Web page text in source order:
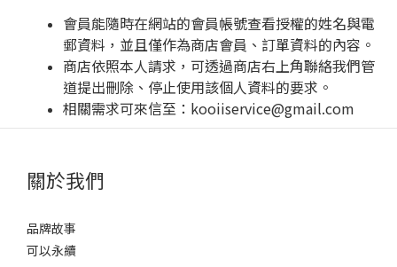
會員能隨時在網站的會員帳號查看授權的姓名與電
郵資料，並且僅作為商店會員、訂單資料的內容。
商店依照本人請求，可透過商店右上角聯絡我們管
道提出刪除、停止使用該個人資料的要求。
相關需求可來信至： kooiiservice@gmail.com
關於我們
品牌故事
可以永續